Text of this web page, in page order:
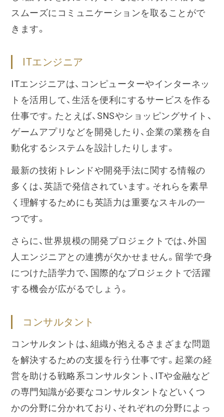
スムーズにコミュニケーションを取ることがで
きます。
ITエンジニア
ITエンジニアは、コンピューターやインターネッ
トを活用して、生活を便利にするサービスを作る
仕事です。たとえば、SNSやショッピングサイト、
ゲームアプリなどを開発したり、企業の業務を自
動化するシステムを設計したりします。
最新の技術トレンドや開発手法に関する情報の
多くは、英語で発信されています。それらを素早
く理解するためにも英語力は重要なスキルの一
つです。
さらに、世界規模の開発プロジェクトでは、外国
人エンジニアとの連携が欠かせません。留学で身
につけた語学力で、国際的なプロジェクトで活躍
する機会が広がるでしょう。
コンサルタント
コンサルタントは、組織が抱えるさまざまな問題
を解決するための支援を行う仕事です。起業の経
営を助ける戦略系コンサルタント、ITや金融など
の専門知識が必要なコンサルタントなどいくつ
かの分野に分かれており、それぞれの分野によっ